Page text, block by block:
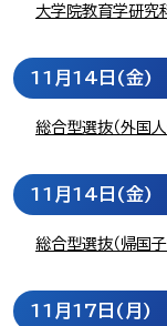
大学院教育学研究
11月14日 (金)
総合型選抜（外国
11月14日 (金)
総合型選抜（帰国
11月17日 (月)